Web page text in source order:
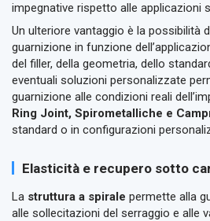
impegnative rispetto alle applicazioni
Un ulteriore vantaggio è la possibilità
guarnizione in funzione
del filler, della geometria, dello
eventuali soluzioni personalizzate
guarnizione alle condizioni reali
Ring Joint, Spirometalliche e
standard o in configurazioni
Elasticità e recupero sotto
La struttura a spirale permette alla
alle sollecitazioni del serraggio e alle